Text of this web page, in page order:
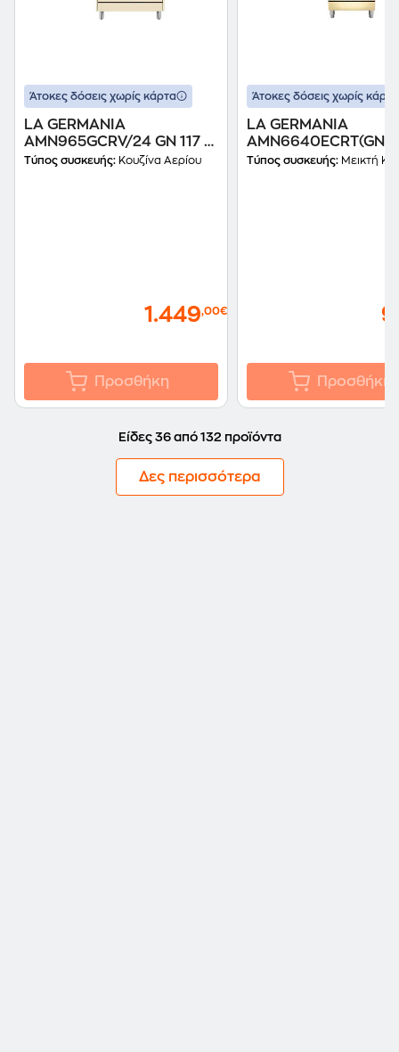
Άτοκες δόσεις χωρίς κάρτα
LA GERMANIA
AMN965GCRV/24 GN 117 Lt
Μπεζ Κουζίνα Φυσικού
Τύπος συσκευής: Κουζίνα Αερίου
1.449,00€
Προσθήκη
Άτοκες δόσεις χωρίς κάρτα
LA GERMANIA
AMN6640ECRT(GN)
Μπεζ Μεικτή Κουζίνα
Τύπος συσκευής: Μεικτή
Προσθήκη
Είδες 36 από 132 προϊόντα
Δες περισσότερα